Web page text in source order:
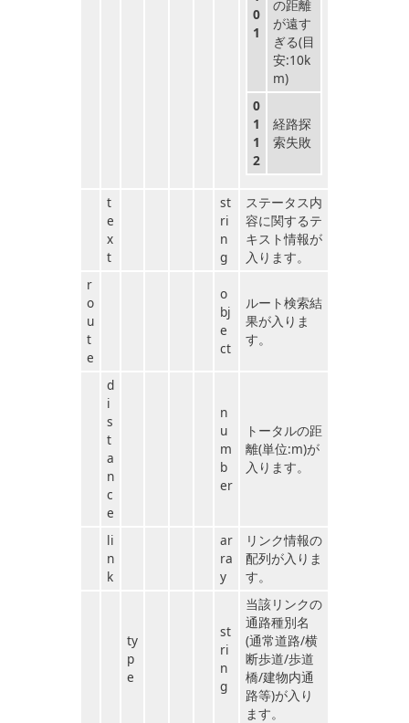
0
1
の距離
が遠す
ぎる(目
安:10k
m)
0
1
1
2
経路探
索失敗
t
e
x
t
st
ri
n
g
ステータス内
容に関するテ
キスト情報が
入ります。
r
o
u
t
e
o
bj
e
ct
ルート検索結
果が入りま
す。
d
i
s
t
a
n
c
e
n
u
m
b
er
トータルの距
離(単位:m)が
入ります。
li
n
k
ar
ra
y
リンク情報の
配列が入りま
す。
ty
p
e
st
ri
n
g
当該リンクの
通路種別名
(通常道路/横
断歩道/歩道
橋/建物内通
路等)が入り
ます。